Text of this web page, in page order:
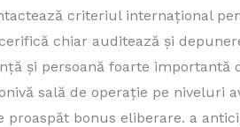
criteriul internațional
chiar auditează și
și persoană foarte importantă
sală de operație pe niveluri
bonus eliberare. a